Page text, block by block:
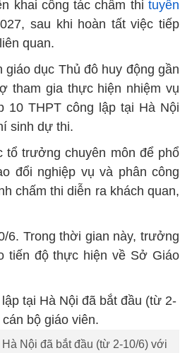
khai công tác chấm thi tuyển
sau khi hoàn tất việc tiếp
quan.
dục Thủ đô huy động gần
tham gia thực hiện nhiệm vụ
10 THPT công lập tại Hà Nội
sinh dự thi.
tổ trưởng chuyên môn để phổ
đổi nghiệp vụ và phân công
chấm thi diễn ra khách quan,
6. Trong thời gian này, trưởng
tiến độ thực hiện về Sở Giáo
Nội đã bắt đầu (từ 2-10/6) với